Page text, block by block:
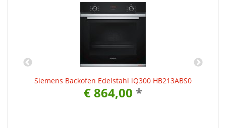
Siemens Backofen Edelstahl iQ300 HB213ABS0
€ 864,00 *